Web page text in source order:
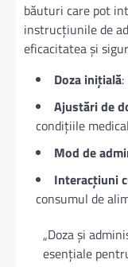
băuturi care pot
instrucțiunile de
eficacitatea și
Doza inițială
Ajustări de
condițiile
Mod de
Interacțiuni
consumul de
„Doza și
esențiale